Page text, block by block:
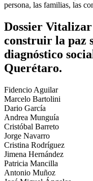
persona, las familias, las
Dossier
construir la paz
diagnóstico
Querétaro.
Fidencio Aguilar
Marcelo Bartolini
Dario García
Andrea Munguía
Cristóbal Barreto
Jorge Navarro
Cristina Rodríguez
Jimena Hernández
Patricia Mancilla
Antonio Muñoz